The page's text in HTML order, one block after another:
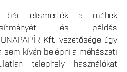
bár elismerték a méhek
és példás
Kft. vezetősége úgy
sem kíván belépni a méhészeti
telephely használókat